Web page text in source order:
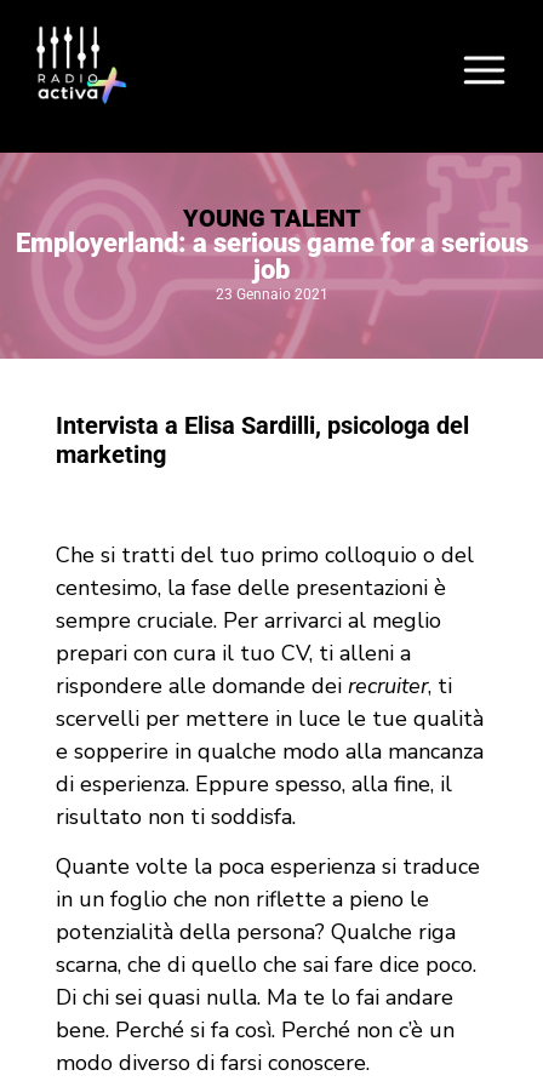
YOUNG TALENT
Employerland: a serious game for a serious
job
23 Gennaio 2021
Intervista a Elisa Sardilli, psicologa del
marketing
Che si tratti del tuo primo colloquio o del
centesimo, la fase delle presentazioni è
sempre cruciale. Per arrivarci al meglio
prepari con cura il tuo CV, ti alleni a
rispondere alle domande dei recruiter, ti
scervelli per mettere in luce le tue qualità
e sopperire in qualche modo alla mancanza
di esperienza. Eppure spesso, alla fine, il
risultato non ti soddisfa.
Quante volte la poca esperienza si traduce
in un foglio che non riflette a pieno le
potenzialità della persona? Qualche riga
scarna, che di quello che sai fare dice poco.
Di chi sei quasi nulla. Ma te lo fai andare
bene. Perché si fa così. Perché non c’è un
modo diverso di farsi conoscere.